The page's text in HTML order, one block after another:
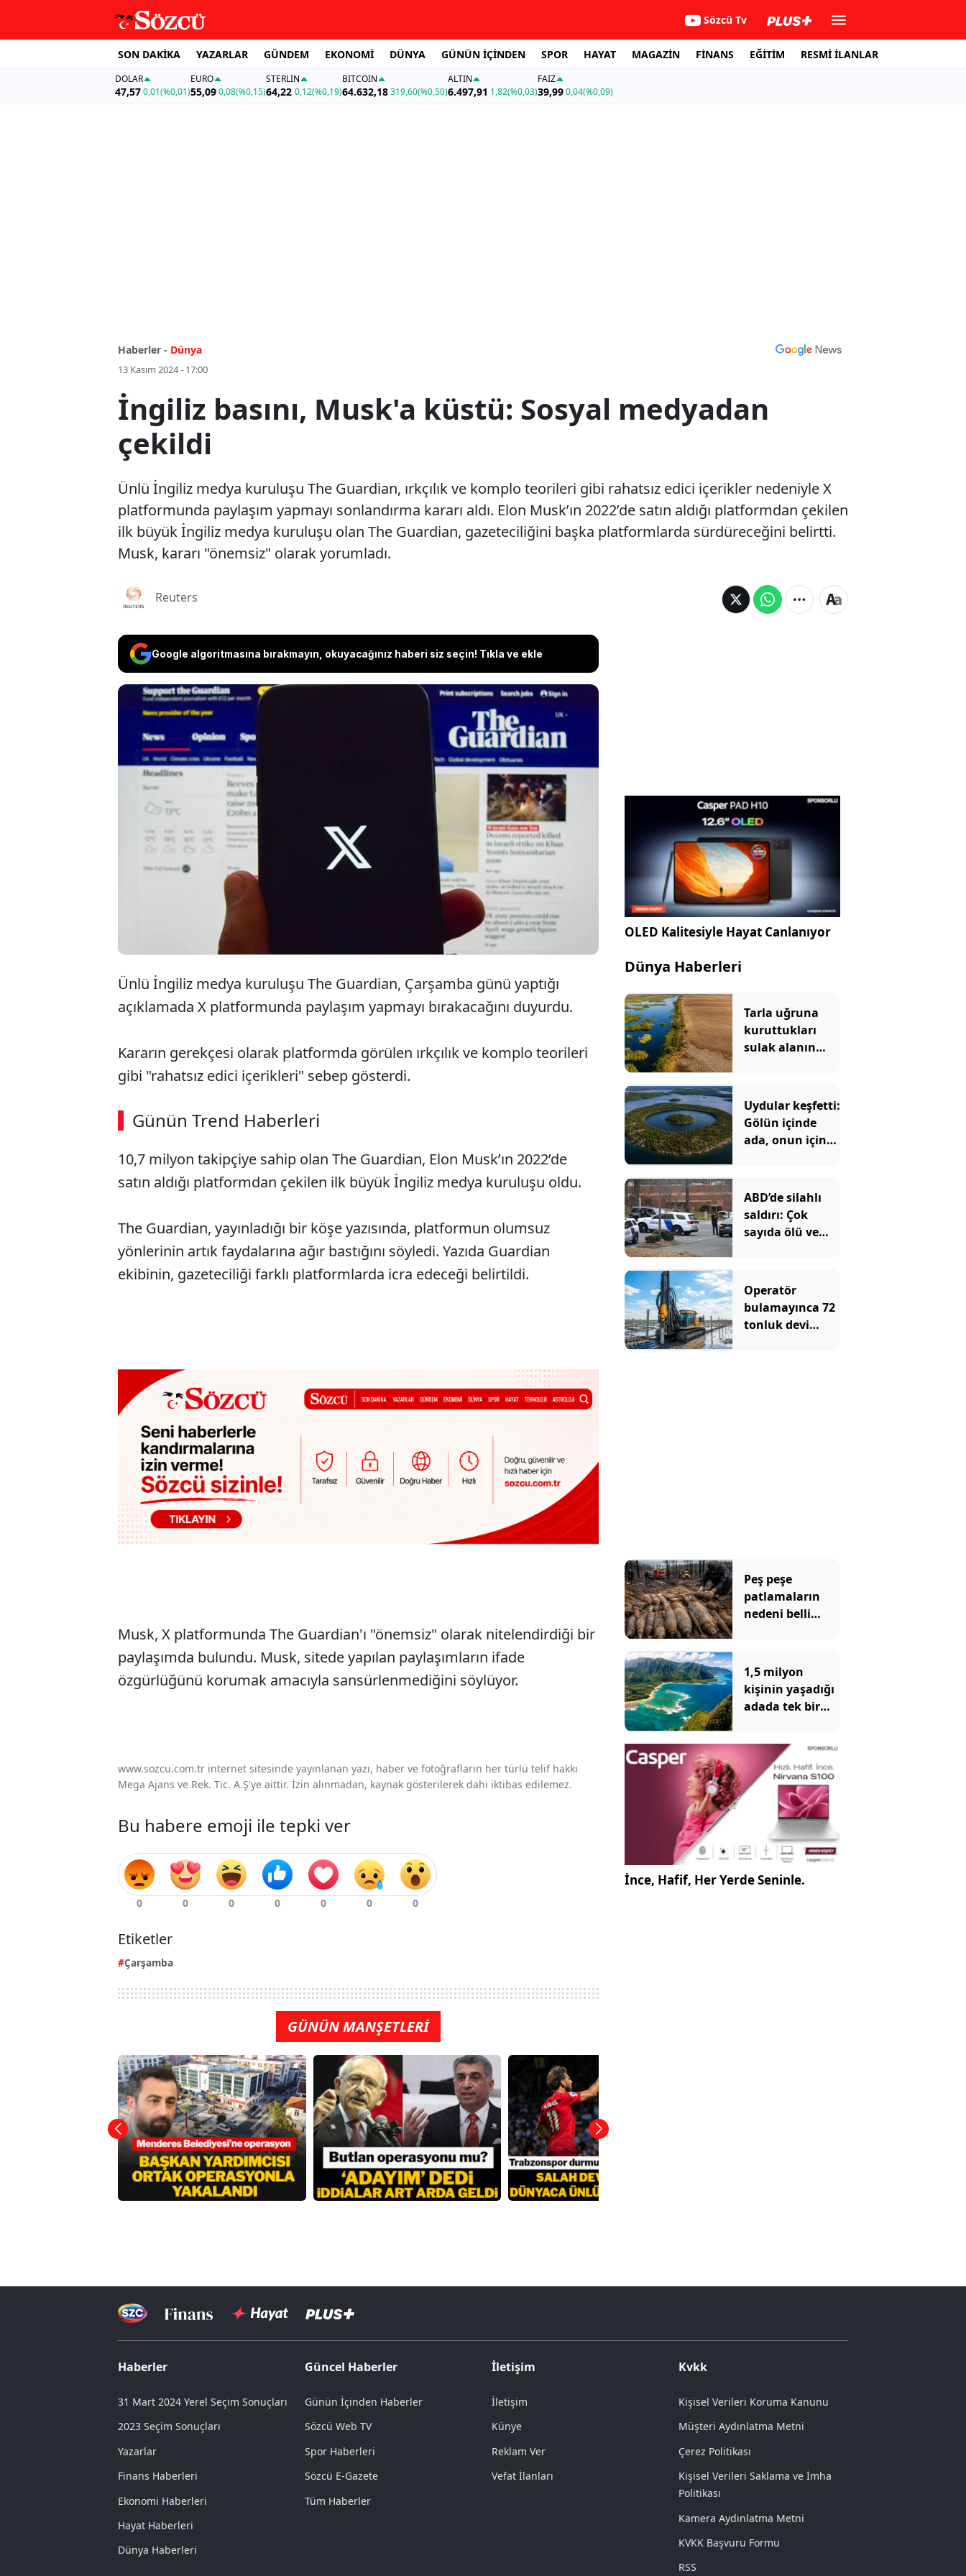
Sözcü Tv
SON DAKİKA YAZARLAR GÜNDEM EKONOMİ DÜNYA GÜNÜN İÇİNDEN SPOR HAYAT MAGAZİN FİNANS EĞİTİM RESMİ İLANLAR
DOLAR
47,570,01(%0,01)
EURO
55,09 0,08(%0,15)
STERLIN
64,22 0,12(%0,19)
BITCOIN
64.632,18319,60(%0,50)
ALTIN
6.497,91 1,82(%0,03)
FAİZ
39,990,04(%0,09)
Haberler - Dünya
13 Kasım 2024 - 17:00
İngiliz basını, Musk'a küstü: Sosyal medyadan
çekildi
Ünlü İngiliz medya kuruluşu The Guardian, ırkçılık ve komplo teorileri gibi rahatsız edici içerikler nedeniyle X
platformunda paylaşım yapmayı sonlandırma kararı aldı. Elon Musk’ın 2022’de satın aldığı platformdan çekilen
ilk büyük İngiliz medya kuruluşu olan The Guardian, gazeteciliğini başka platformlarda sürdüreceğini belirtti.
Musk, kararı "önemsiz" olarak yorumladı.
Reuters
Google algoritmasına bırakmayın, okuyacağınız haberi siz seçin! Tıkla ve ekle
Ünlü İngiliz medya kuruluşu The Guardian, ırkçılık ve komplo teorileri
gibi rahatsız edici içerikler nedeniyle X platformunda paylaşım yapmayı
sonlandırma kararı aldı. Elon Musk’ın 2022’de satın aldığı platformdan
çekilen ilk büyük İngiliz medya kuruluşu olan The Guardian,
gazeteciliğini başka platformlarda sürdüreceğini belirtti. Musk, kararı
"önemsiz" olarak yorumladı.
Ünlü İngiliz medya kuruluşu The Guardian, Çarşamba günü yaptığı
açıklamada X platformunda paylaşım yapmayı bırakacağını duyurdu.
Kararın gerekçesi olarak platformda görülen ırkçılık ve komplo teorileri
gibi "rahatsız edici içerikleri" sebep gösterdi.
Günün Trend Haberleri
SÖZCÜ SON DAKİKA
10,7 milyon takipçiye sahip olan The Guardian, Elon Musk’ın 2022’de
satın aldığı platformdan çekilen ilk büyük İngiliz medya kuruluşu oldu.
The Guardian, yayınladığı bir köşe yazısında, platformun olumsuz
yönlerinin artık faydalarına ağır bastığını söyledi. Yazıda Guardian
ekibinin, gazeteciliği farklı platformlarda icra edeceği belirtildi.
Musk, X platformunda The Guardian'ı "önemsiz" olarak nitelendirdiği bir
paylaşımda bulundu. Musk, sitede yapılan paylaşımların ifade
özgürlüğünü korumak amacıyla sansürlenmediğini söylüyor.
www.sozcu.com.tr internet sitesinde yayınlanan yazı, haber ve fotoğrafların her türlü telif hakkı
Mega Ajans ve Rek. Tic. A.Ş'ye aittir. İzin alınmadan, kaynak gösterilerek dahi iktibas edilemez.
Bu habere emoji ile tepki ver
Etiketler
Çarşamba
GÜNÜN MANŞETLERİ
OLED Kalitesiyle Hayat Canlanıyor
Dünya Haberleri
Tarla uğruna
kuruttukları
sulak alanın
Uydular keşfetti:
Gölün içinde
ada, onun içinde
ABD’de silahlı
saldırı: Çok
sayıda ölü ve
Operatör
bulamayınca 72
tonluk devi
Peş peşe
patlamaların
nedeni belli
bomba çıktı
1,5 milyon
kişinin yaşadığı
adada tek bir
yaşamıyor
İnce, Hafif, Her Yerde Seninle.
Haberler
31 Mart 2024 Yerel Seçim Sonuçları
2023 Seçim Sonuçları
Yazarlar
Finans Haberleri
Ekonomi Haberleri
Hayat Haberleri
Dünya Haberleri
Güncel Haberler
Günün İçinden Haberler
Sözcü Web TV
Spor Haberleri
Sözcü E-Gazete
Tüm Haberler
İletişim
İletişim
Künye
Reklam Ver
Vefat İlanları
Kvkk
Kişisel Verileri Koruma Kanunu
Müşteri Aydınlatma Metni
Çerez Politikası
Kişisel Verileri Saklama ve İmha
Politikası
Kamera Aydınlatma Metni
KVKK Başvuru Formu
RSS